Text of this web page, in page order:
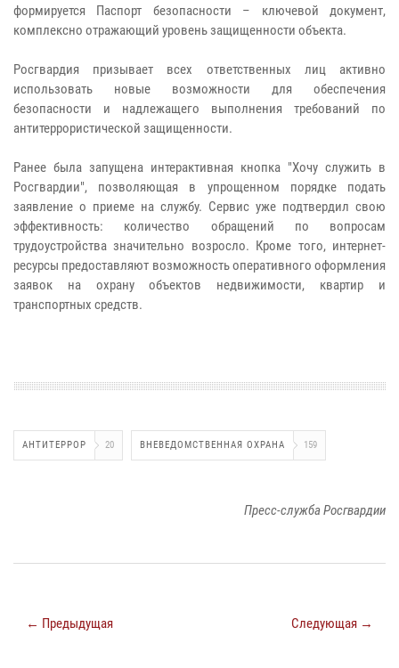
формируется Паспорт безопасности – ключевой документ,
комплексно отражающий уровень защищенности объекта.
Росгвардия призывает всех ответственных лиц активно
использовать новые возможности для обеспечения
безопасности и надлежащего выполнения требований по
антитеррористической защищенности.
Ранее была запущена интерактивная кнопка "Хочу служить в
Росгвардии", позволяющая в упрощенном порядке подать
заявление о приеме на службу. Сервис уже подтвердил свою
эффективность: количество обращений по вопросам
трудоустройства значительно возросло. Кроме того, интернет-
ресурсы предоставляют возможность оперативного оформления
заявок на охрану объектов недвижимости, квартир и
транспортных средств.
АНТИТЕРРОР 20 ВНЕВЕДОМСТВЕННАЯ ОХРАНА 159
Пресс-служба Росгвардии
← Предыдущая Следующая →